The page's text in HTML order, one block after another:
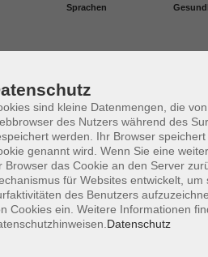
Sprachen
sind kleine Datenmengen, die
des Nutzers während des
werden. Ihr Browser
genannt wird. Wenn Sie eine
Browser das Cookie an den Server
für Websites entwickelt,
des Benutzers
Cookies ein. Weitere Informationen
Datenschutz